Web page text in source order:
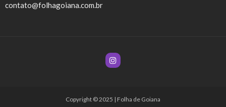
contato@folhagoiana.com.br
Copyright © 2025 | Folha de Goiana